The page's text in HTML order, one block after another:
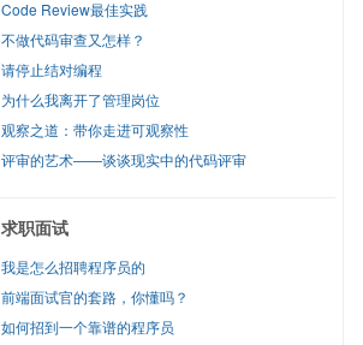
Code Review最佳实践
不做代码审查又怎样？
请停止结对编程
为什么我离开了管理岗位
观察之道：带你走进可观察性
评审的艺术——谈谈现实中的代码评审
求职面试
我是怎么招聘程序员的
前端面试官的套路，你懂吗？
如何招到一个靠谱的程序员